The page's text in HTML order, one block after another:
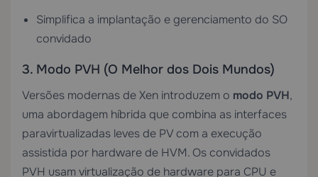
Simplifica a implantação e gerenciamento do SO
convidado
3. Modo PVH (O Melhor dos Dois Mundos)
Versões modernas de Xen introduzem o modo PVH,
uma abordagem híbrida que combina as interfaces
paravirtualizadas leves de PV com a execução
assistida por hardware de HVM. Os convidados
PVH usam virtualização de hardware para CPU e